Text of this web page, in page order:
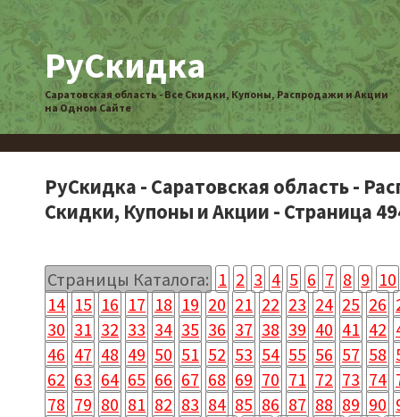
РуСкидка
Саратовская область - Все Скидки, Купоны, Распродажи и Акции
на Одном Сайте
РуСкидка - Саратовская область -
Скидки, Купоны и Акции - Страница
Страницы Каталога: 1 2 3 4 5 6 7 8 9 10
14 15 16 17 18 19 20 21 22 23 24 25 26
30 31 32 33 34 35 36 37 38 39 40 41 42
46 47 48 49 50 51 52 53 54 55 56 57 58
62 63 64 65 66 67 68 69 70 71 72 73 74
78 79 80 81 82 83 84 85 86 87 88 89 90